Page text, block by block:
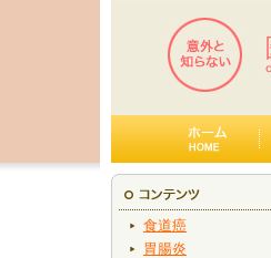
食道癌
胃腸炎